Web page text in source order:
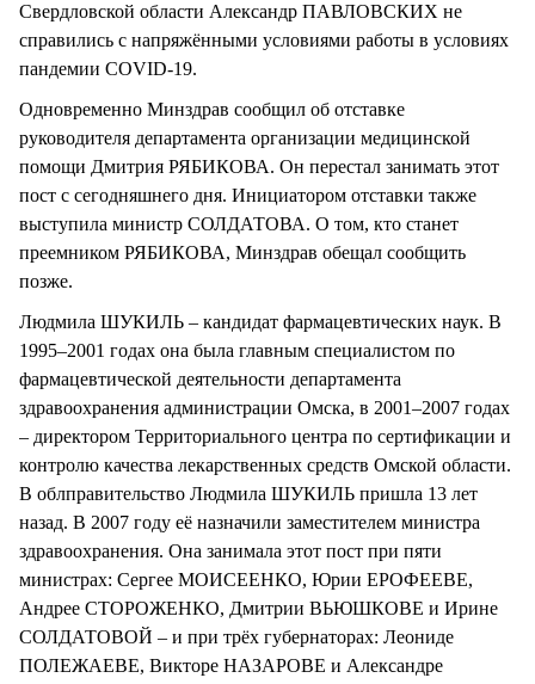
Свердловской области Александр ПАВЛОВСКИХ не
справились с напряжёнными условиями работы в условиях
пандемии COVID-19.
Одновременно Минздрав сообщил об отставке
руководителя департамента организации медицинской
помощи Дмитрия РЯБИКОВА. Он перестал занимать этот
пост с сегодняшнего дня. Инициатором отставки также
выступила министр СОЛДАТОВА. О том, кто станет
преемником РЯБИКОВА, Минздрав обещал сообщить
позже.
Людмила ШУКИЛЬ – кандидат фармацевтических наук. В
1995–2001 годах она была главным специалистом по
фармацевтической деятельности департамента
здравоохранения администрации Омска, в 2001–2007 годах
– директором Территориального центра по сертификации и
контролю качества лекарственных средств Омской области.
В облправительство Людмила ШУКИЛЬ пришла 13 лет
назад. В 2007 году её назначили заместителем министра
здравоохранения. Она занимала этот пост при пяти
министрах: Сергее МОИСЕЕНКО, Юрии ЕРОФЕЕВЕ,
Андрее СТОРОЖЕНКО, Дмитрии ВЬЮШКОВЕ и Ирине
СОЛДАТОВОЙ – и при трёх губернаторах: Леониде
ПОЛЕЖАЕВЕ, Викторе НАЗАРОВЕ и Александре